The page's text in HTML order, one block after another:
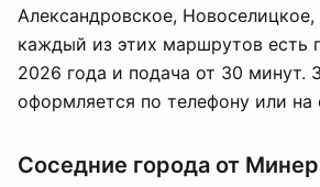
Александровское,
каждый из этих маршрутов есть
2026 года и подача от 30 минут.
оформляется по телефону или на
Соседние города от